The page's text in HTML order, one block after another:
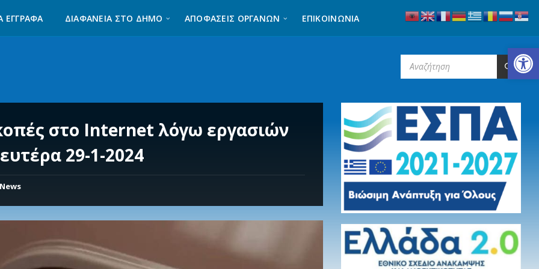
Ανοίξτε τη γραμμή εργαλείων
ΈΓΓΡΑΦΑ ΔΙΑΦΆΝΕΙΑ ΣΤΟ ΔΉΜΟ ΑΠΟΦΑΣΕΙΣ ΟΡΓΑΝΩΝ ΕΠΙΚΟΙΝΩΝΊΑ
στο Internet λόγω εργασιών
29-1-2024
News